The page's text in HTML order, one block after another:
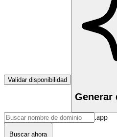
Validar disponibilidad
Generar
.app
Buscar ahora